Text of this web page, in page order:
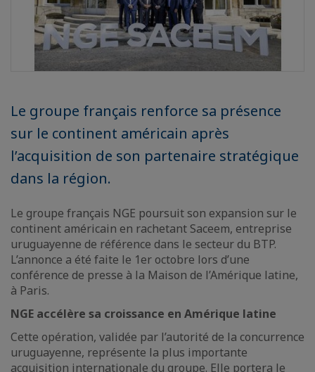
Le groupe français renforce sa présence
sur le continent américain après
l’acquisition de son partenaire stratégique
dans la région.
Le groupe français NGE poursuit son expansion sur le
continent américain en rachetant Saceem, entreprise
uruguayenne de référence dans le secteur du BTP.
L’annonce a été faite le 1er octobre lors d’une
conférence de presse à la Maison de l’Amérique latine,
à Paris.
NGE accélère sa croissance en Amérique latine
Cette opération, validée par l’autorité de la concurrence
uruguayenne, représente la plus importante
acquisition internationale du groupe. Elle portera le